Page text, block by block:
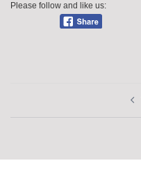
Please follow and like us: